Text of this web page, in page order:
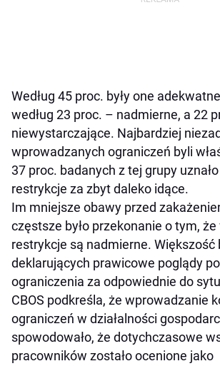
Według 45 proc. były one
według 23 proc. – nadmierne, a 22
niewystarczające. Najbardziej
wprowadzanych ograniczeń byli
37 proc. badanych z tej grupy
restrykcje za zbyt daleko idące.
Im mniejsze obawy przed
częstsze było przekonanie o tym,
restrykcje są nadmierne. Większość
deklarujących prawicowe poglądy
ograniczenia za odpowiednie do
CBOS podkreśla, że wprowadzanie
ograniczeń w działalności
spowodowało, że dotychczasowe
pracowników zostało ocenione jako